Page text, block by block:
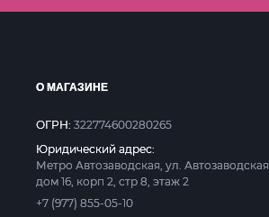
О МАГАЗИНЕ
ОГРН: 322774600280265
Юридический адрес:
Метро Автозаводская, ул. Автозаводская
дом 16, корп 2, стр 8, этаж 2
+7 (977) 855-05-10